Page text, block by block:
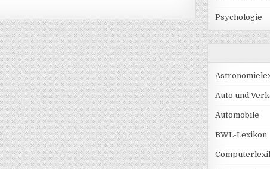
Psychologie
Auto und
Automobile
BWL-Lexikon